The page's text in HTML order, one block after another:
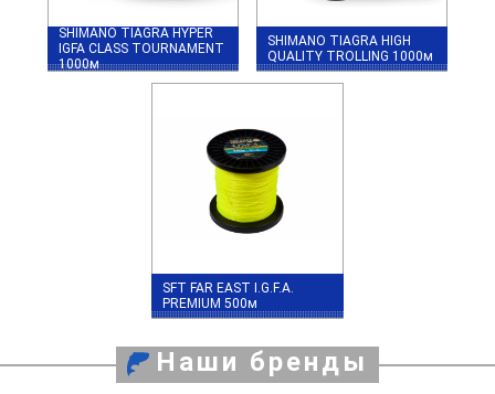
SHIMANO TIAGRA HYPER
IGFA CLASS TOURNAMENT
1000м
SHIMANO TIAGRA HIGH
QUALITY TROLLING 1000м
SFT FAR EAST I.G.F.A.
PREMIUM 500м
Наши бренды